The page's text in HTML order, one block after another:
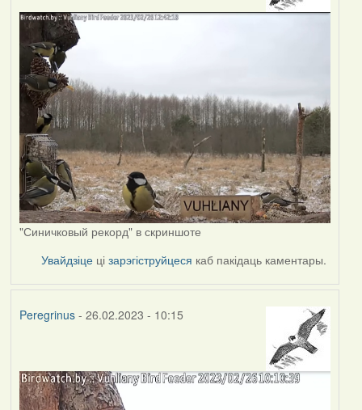
"Синичковый рекорд" в скриншоте
Увайдзіце цізарэгіструйцеся каб пакідаць каментары.
Peregrinus- 26.02.2023 - 10:15